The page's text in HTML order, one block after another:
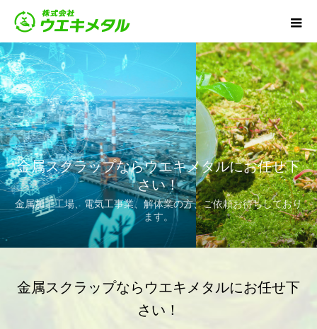
金属スクラップならウエキメタルにお任せ下
さい！
金属加工工場、電気工事業、解体業の方、ご依頼お待ちしており
ます。
金属スクラップならウエキメタルにお任せ下
さい！